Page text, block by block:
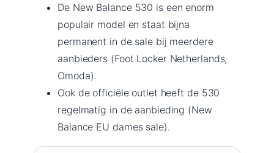
De New Balance 530 is een enorm
populair model en staat bijna
permanent in de sale bij meerdere
aanbieders (Foot Locker Netherlands,
Omoda).
Ook de officiële outlet heeft de 530
regelmatig in de aanbieding (New
Balance EU dames sale).